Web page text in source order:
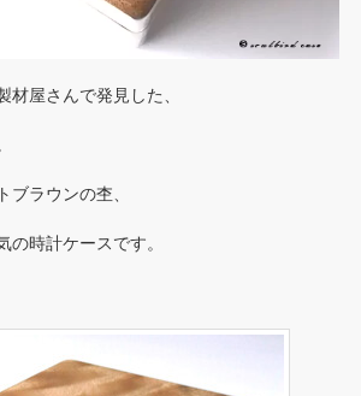
材屋さんで発見した、
ブラウンの杢、
の時計ケースです。